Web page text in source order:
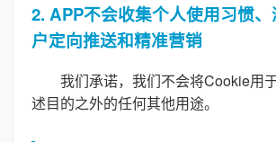
2. APP不会收集个人使用习惯
户定向推送和精准营销
我们承诺，我们不会将Cookie用
述目的之外的任何其他用途。